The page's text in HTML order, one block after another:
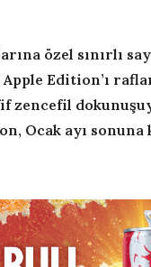
özel sınırlı
Edition’ı
zencefil
Ocak ayı sonuna